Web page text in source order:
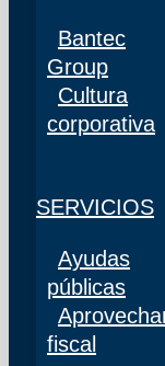
Bantec
Group
Cultura
corporativa
SERVICIOS
Ayudas
públicas
fiscal